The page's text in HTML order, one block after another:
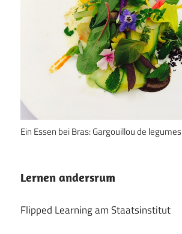
Ein Essen bei Bras: Gargouillou de legumes
Lernen andersrum
Flipped Learning am Staatsinstitut